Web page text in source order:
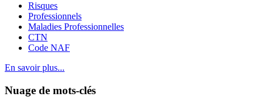
Risques
Professionnels
Maladies Professionnelles
CTN
Code NAF
En savoir plus...
Nuage de mots-clés